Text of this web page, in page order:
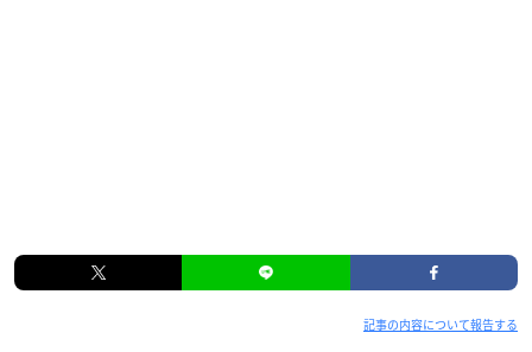
記事の内容について報告する